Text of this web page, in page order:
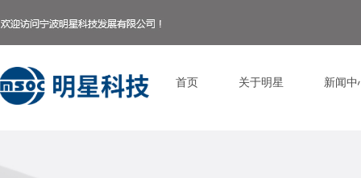
首页 关于明星 新闻中